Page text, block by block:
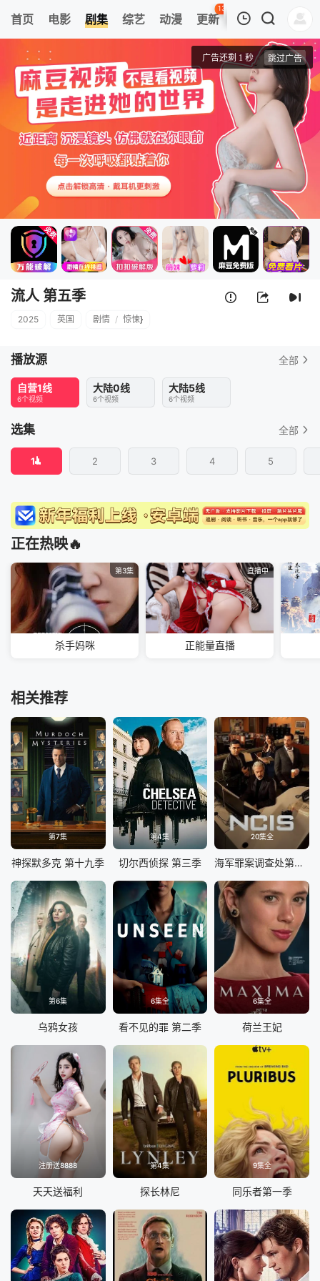
首页 电影 剧集 综艺 动漫 更新
136
热榜 APP
1
流人 第五季
清空
流人 第五季
2025 英国 剧情 / 惊悚}
播放源 全部
自营1线
6个视频
大陆0线
6个视频
大陆5线
6个视频
选集 全部
1 2 3 4 5
正在热映🔥
第3集
杀手妈咪
直播中
正能量直播
相关推荐
第7集
神探默多克 第十九季
第4集
切尔西侦探 第三季
20集全
海军罪案调查处第二十三季
第6集
乌鸦女孩
6集全
看不见的罪 第二季
6集全
荷兰王妃
注册送8888
天天送福利
第4集
探长林尼
9集全
同乐者第一季